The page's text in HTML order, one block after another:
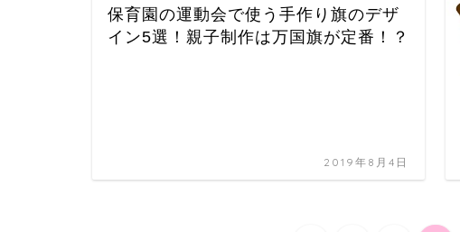
保育園の運動会で使う手作り旗のデザ
イン5選！親子制作は万国旗が定番！？
2019年8月4日